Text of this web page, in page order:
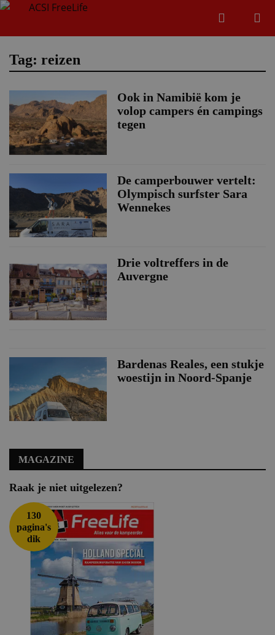
Zoeken
Tag: reizen
Ook in Namibië kom je
volop campers én campings
tegen
De camperbouwer vertelt:
Olympisch surfster Sara
Wennekes
Drie voltreffers in de
Auvergne
Bardenas Reales, een stukje
woestijn in Noord-Spanje
MAGAZINE
Raak je niet uitgelezen?
130
pagina's
dik